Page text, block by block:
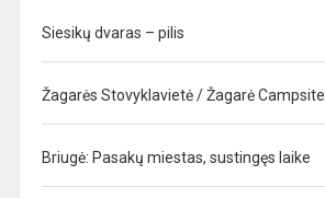
Siesikų dvaras – pilis
Žagarės Stovyklavietė / Žagarė Campsite
Briugė: Pasakų miestas, sustingęs laike